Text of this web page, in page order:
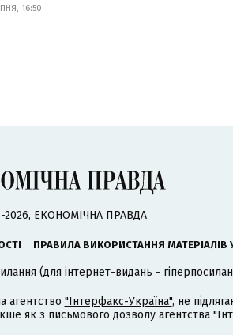
16:50
2026, ЕКОНОМІЧНА ПРАВДА
ПРАВИЛА ВИКОРИСТАННЯ МАТЕРІАЛІВ
(для інтернет-видань -
агентство "Інтерфакс-Україна", не
як з письмового дозволу агентства